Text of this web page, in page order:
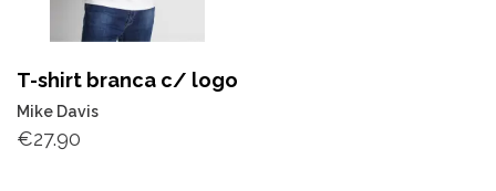
T-shirt branca c/ logo
Mike Davis
€27.90